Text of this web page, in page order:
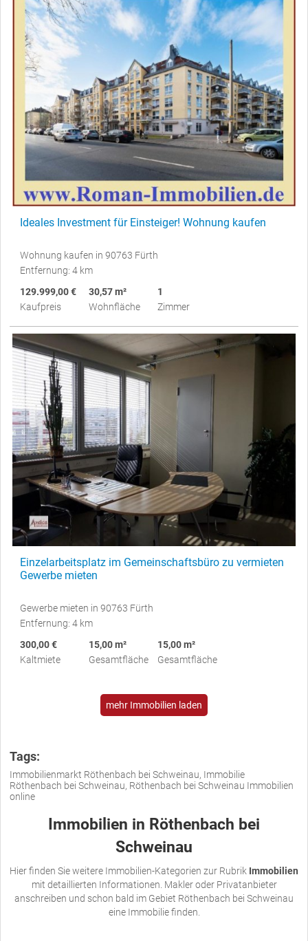
Ideales Investment für Einsteiger! Wohnung kaufen
Wohnung kaufen in 90763 Fürth
Entfernung: 4 km
129.999,00 €
Kaufpreis
30,57 m²
Wohnfläche
1
Zimmer
Einzelarbeitsplatz im Gemeinschaftsbüro zu vermieten
Gewerbe mieten
Gewerbe mieten in 90763 Fürth
Entfernung: 4 km
300,00 €
Kaltmiete
15,00 m²
Gesamtfläche
15,00 m²
Gesamtfläche
mehr Immobilien laden
Tags:
Immobilienmarkt Röthenbach bei Schweinau, Immobilie
Röthenbach bei Schweinau, Röthenbach bei Schweinau Immobilien
online
Immobilien in Röthenbach bei
Schweinau
Hier finden Sie weitere Immobilien-Kategorien zur Rubrik Immobilien
mit detaillierten Informationen. Makler oder Privatanbieter
anschreiben und schon bald im Gebiet Röthenbach bei Schweinau
eine Immobilie finden.